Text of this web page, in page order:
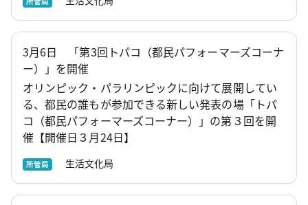
3月6日 「第3回トパコ（都民パフォーマーズコーナ
ー）」を開催
オリンピック・パラリンピックに向けて展開してい
る、都民の誰もが参加できる新しい発表の場「トパ
コ（都民パフォーマーズコーナー）」の第３回を開
催【開催日３月24日】
所管局 生活文化局